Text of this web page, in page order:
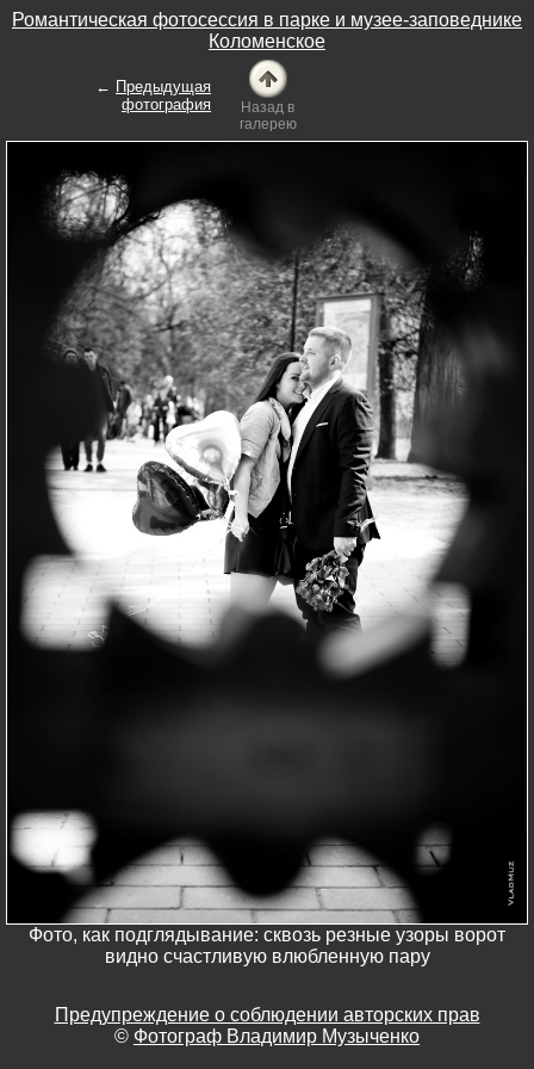
Романтическая фотосессия в парке и музее-заповеднике
Коломенское
← Предыдущая
фотография
Назад в
галерею
Фото, как подглядывание: сквозь резные узоры ворот
видно счастливую влюбленную пару
Предупреждение о соблюдении авторских прав
© Фотограф Владимир Музыченко